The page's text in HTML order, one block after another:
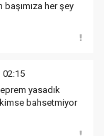
başımıza her şey
yasadık
bahsetmiyor